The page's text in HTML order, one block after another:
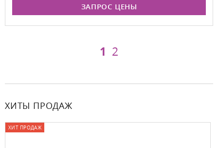
ЗАПРОС ЦЕНЫ
1 2
ХИТЫ ПРОДАЖ
ХИТ ПРОДАЖ